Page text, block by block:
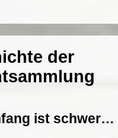
der
ist schwer…